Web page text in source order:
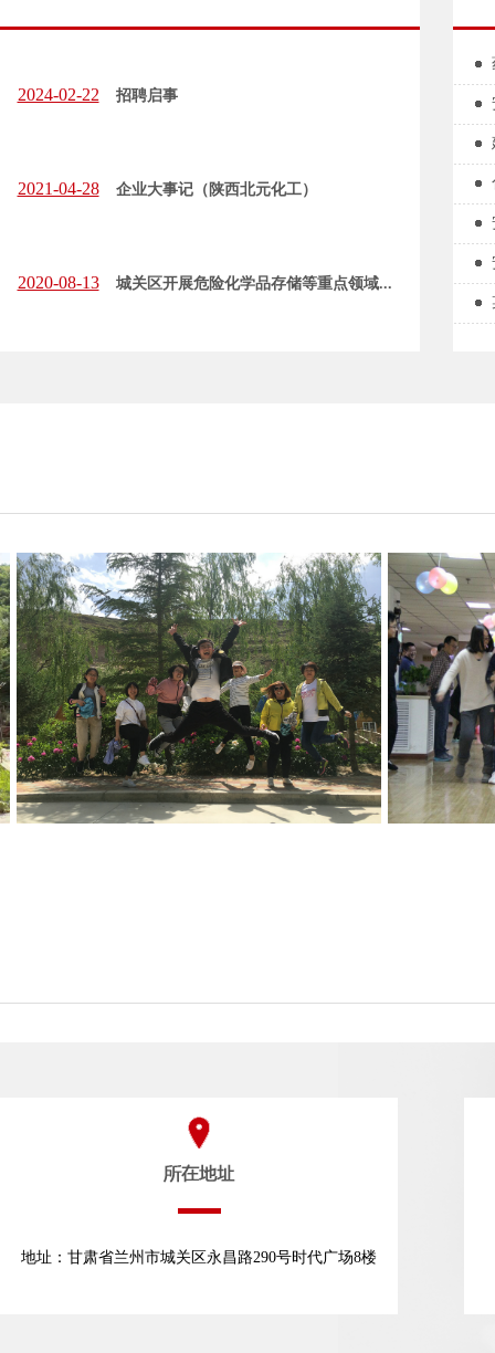
2024-02-22 招聘启事
2021-04-28 企业大事记（陕西北元化工）
2020-08-13 城关区开展危险化学品存储等重点领域...
.. ..
地址：甘肃省兰州市城关区永昌路290号时代广场8楼